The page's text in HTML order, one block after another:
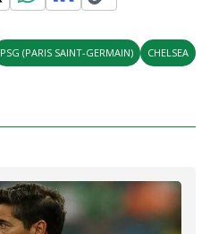
PSG (PARIS SAINT-GERMAIN) CHELSEA